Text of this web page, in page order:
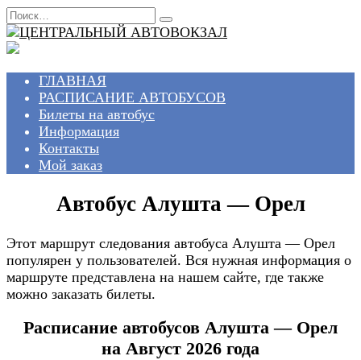
Перейти
к
содержанию
Search
for:
ГЛАВНАЯ
РАСПИСАНИЕ АВТОБУСОВ
Билеты на автобус
Информация
Контакты
Мой заказ
Автобус Алушта — Орел
Этот маршрут следования автобуса Алушта — Орел
популярен у пользователей. Вся нужная информация о
маршруте представлена на нашем сайте, где также
можно заказать билеты.
Расписание автобусов Алушта — Орел
на Август 2026 года